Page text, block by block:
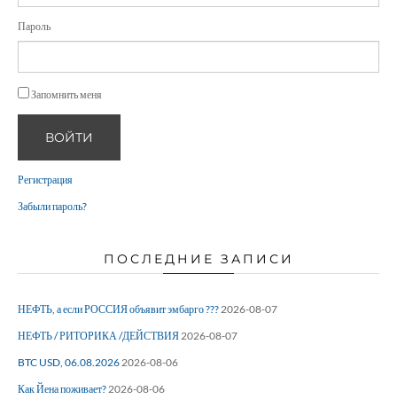
Пароль
Запомнить меня
ВОЙТИ
Регистрация
Забыли пароль?
ПОСЛЕДНИЕ ЗАПИСИ
НЕФТЬ, а если РОССИЯ объявит эмбарго ???2026-08-07
НЕФТЬ / РИТОРИКА /ДЕЙСТВИЯ2026-08-07
BTC USD, 06.08.20262026-08-06
Как Йена поживает?2026-08-06